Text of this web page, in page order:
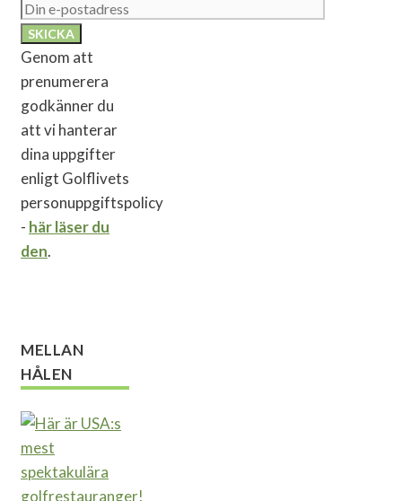
Genom att
prenumerera
godkänner du
att vi hanterar
dina uppgifter
enligt Golflivets
personuppgiftspolicy
- här läser du
den.
MELLAN
HÅLEN